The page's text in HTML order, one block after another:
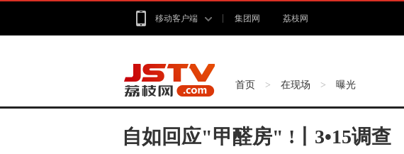
移动客户端 集团网 荔枝网
首页 > 在现场 > 曝光
自如回应"甲醛房" !丨3•15调查